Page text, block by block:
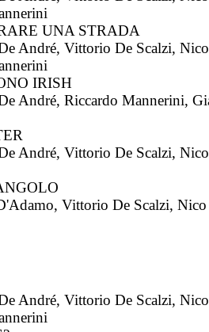
UNA STRADA
André, Vittorio De Scalzi,
IRISH
André, Riccardo Mannerini,
André, Vittorio De Scalzi,
Vittorio De Scalzi,
André, Vittorio De Scalzi,